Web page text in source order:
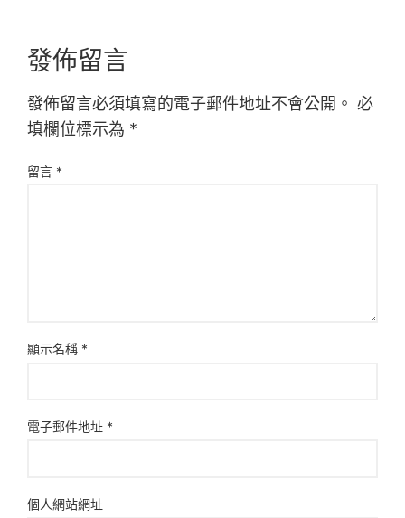
發佈留言
發佈留言必須填寫的電子郵件地址不會公開。 必
填欄位標示為 *
留言 *
顯示名稱 *
電子郵件地址 *
個人網站網址